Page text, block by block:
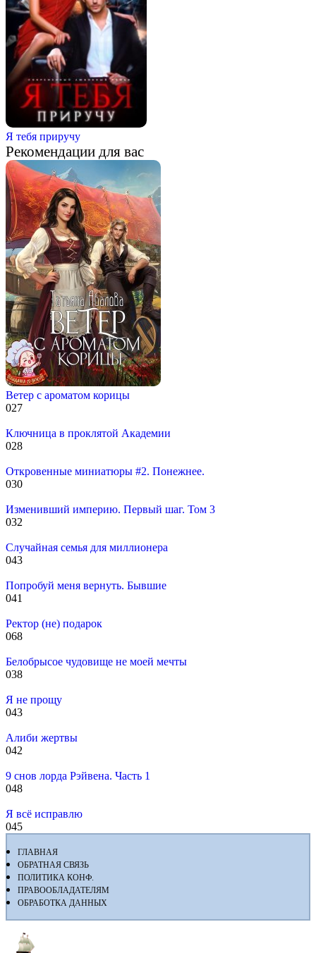
Я тебя приручу
Рекомендации для вас
Ветер с ароматом корицы
027
Ключница в проклятой Академии
028
Откровенные миниатюры #2. Понежнее.
030
Изменивший империю. Первый шаг. Том 3
032
Случайная семья для миллионера
043
Попробуй меня вернуть. Бывшие
041
Ректор (не) подарок
068
Белобрысое чудовище не моей мечты
038
Я не прощу
043
Алиби жертвы
042
9 снов лорда Рэйвена. Часть 1
048
Я всё исправлю
045
ГЛАВНАЯ
ОБРАТНАЯ СВЯЗЬ
ПОЛИТИКА КОНФ.
ПРАВООБЛАДАТЕЛЯМ
ОБРАБОТКА ДАННЫХ